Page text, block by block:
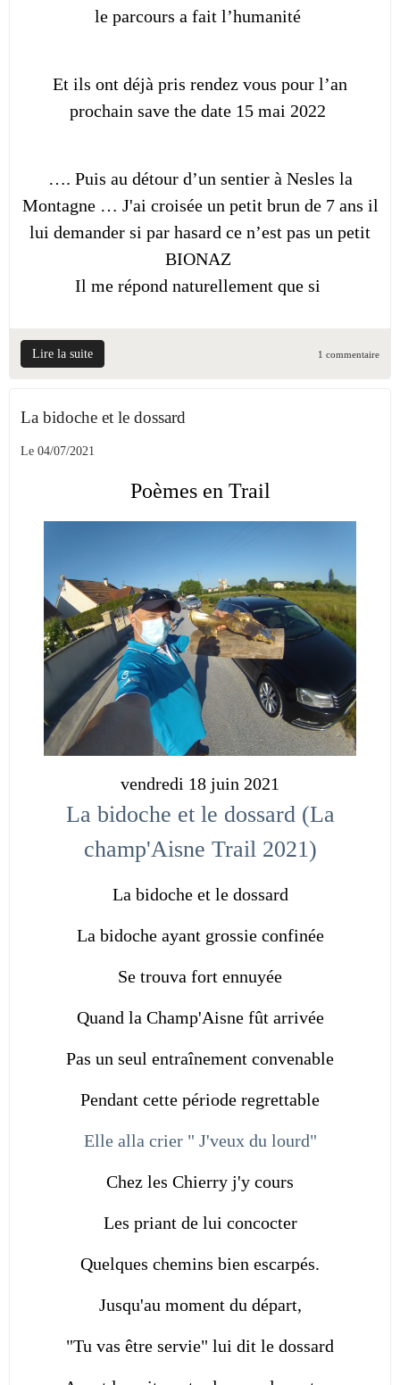
le parcours a fait l’humanité
Et ils ont déjà pris rendez vous pour l’an
prochain save the date 15 mai 2022
…. Puis au détour d’un sentier à Nesles la
Montagne … J'ai croisée un petit brun de 7 ans il
lui demander si par hasard ce n’est pas un petit
BIONAZ
Il me répond naturellement que si
Lire la suite 1 commentaire
La bidoche et le dossard
Le 04/07/2021
Poèmes en Trail
vendredi 18 juin 2021
La bidoche et le dossard (La
champ'Aisne Trail 2021)
La bidoche et le dossard
La bidoche ayant grossie confinée
Se trouva fort ennuyée
Quand la Champ'Aisne fût arrivée
Pas un seul entraînement convenable
Pendant cette période regrettable
Elle alla crier " J'veux du lourd"
Chez les Chierry j'y cours
Les priant de lui concocter
Quelques chemins bien escarpés.
Jusqu'au moment du départ,
"Tu vas être servie" lui dit le dossard